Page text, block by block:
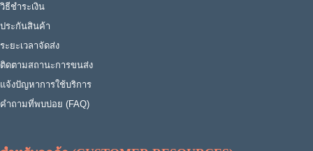
วิธีชำระเงิน
ประกันสินค้า
ระยะเวลาจัดส่ง
ติดตามสถานะการขนส่ง
แจ้งปัญหาการใช้บริการ
คำถามที่พบบ่อย (FAQ)